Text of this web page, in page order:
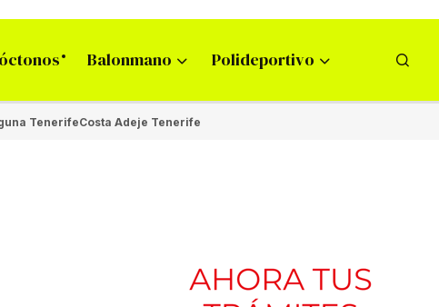
Balonmano Polideportivo
TenerifeCosta Adeje Tenerife